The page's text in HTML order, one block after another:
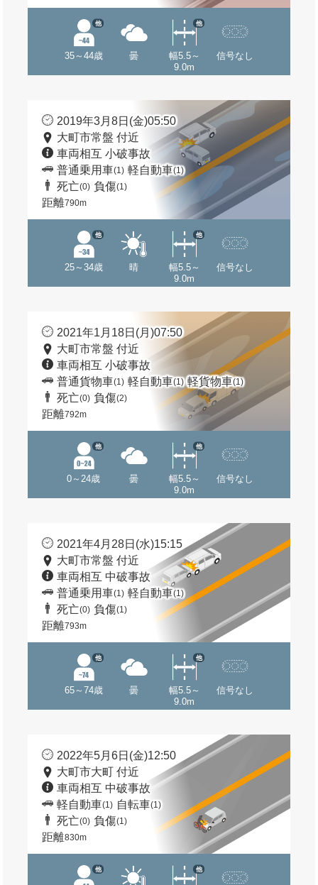
35～44歳
他
曇
幅5.5～
9.0m
他
信号なし
2019年3月8日(金)05:50
大町市常盤 付近
車両相互 小破事故
普通乗用車(1) 軽自動車(1)
死亡(0) 負傷(1)
距離790m
25～34歳
他
晴
幅5.5～
9.0m
他
信号なし
2021年1月18日(月)07:50
大町市常盤 付近
車両相互 小破事故
普通貨物車(1) 軽自動車(1) 軽貨物車(1)
死亡(0) 負傷(2)
距離792m
0～24歳
他
曇
幅5.5～
9.0m
他
信号なし
2021年4月28日(水)15:15
大町市常盤 付近
車両相互 中破事故
普通乗用車(1) 軽自動車(1)
死亡(0) 負傷(1)
距離793m
65～74歳
他
曇
幅5.5～
9.0m
他
信号なし
2022年5月6日(金)12:50
大町市大町 付近
車両相互 中破事故
軽自動車(1) 自転車(1)
死亡(0) 負傷(1)
距離830m
他 他